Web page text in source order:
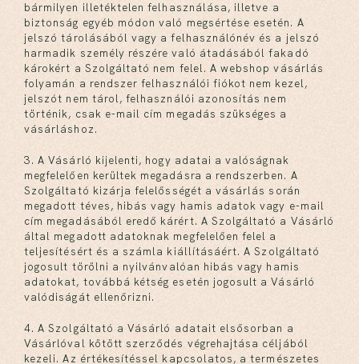
bármilyen illetéktelen felhasználása, illetve a
biztonság egyéb módon való megsértése esetén. A
jelszó tárolásából vagy a felhasználónév és a jelszó
harmadik személy részére való átadásából fakadó
károkért a Szolgáltató nem felel. A webshop vásárlás
folyamán a rendszer felhasználói fiókot nem kezel,
jelszót nem tárol, felhasználói azonosítás nem
történik, csak e-mail cím megadás szükséges a
vásárláshoz.
3. A Vásárló kijelenti, hogy adatai a valóságnak
megfelelően kerültek megadásra a rendszerben. A
Szolgáltató kizárja felelősségét a vásárlás során
megadott téves, hibás vagy hamis adatok vagy e-mail
cím megadásából eredő kárért. A Szolgáltató a Vásárló
által megadott adatoknak megfelelően felel a
teljesítésért és a számla kiállításáért. A Szolgáltató
jogosult törölni a nyilvánvalóan hibás vagy hamis
adatokat, továbbá kétség esetén jogosult a Vásárló
valódiságát ellenőrizni.
4. A Szolgáltató a Vásárló adatait elsősorban a
Vásárlóval kötött szerződés végrehajtása céljából
kezeli. Az értékesítéssel kapcsolatos, a természetes